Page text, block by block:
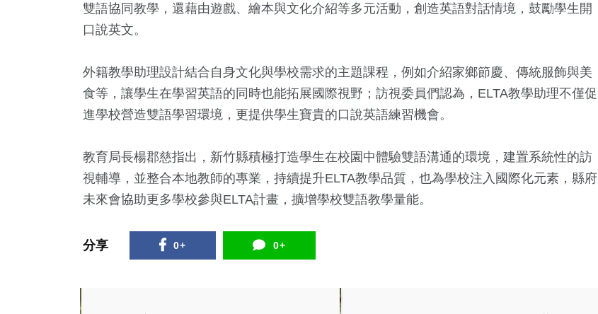
雙語協同教學，還藉由遊戲、繪本與文化介紹等多元活動，創造英語對話情境，鼓勵學生開
口說英文。
外籍教學助理設計結合自身文化與學校需求的主題課程，例如介紹家鄉節慶、傳統服飾與美
食等，讓學生在學習英語的同時也能拓展國際視野；訪視委員們認為，ELTA教學助理不僅促
進學校營造雙語學習環境，更提供學生寶貴的口說英語練習機會。
教育局長楊郡慈指出，新竹縣積極打造學生在校園中體驗雙語溝通的環境，建置系統性的訪
視輔導，並整合本地教師的專業，持續提升ELTA教學品質，也為學校注入國際化元素，縣府
未來會協助更多學校參與ELTA計畫，擴增學校雙語教學量能。
分享 0+ 0+
+ 986